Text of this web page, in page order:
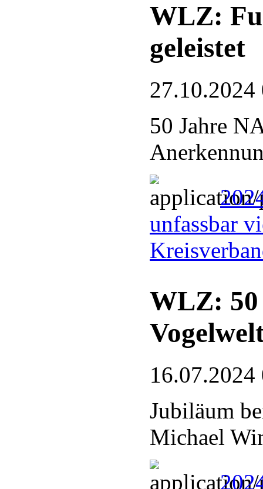
WLZ:
geleistet
27.10.2024
50 Jahre
unfassbar
WLZ:
16.07.2024
Jubiläum
Michael